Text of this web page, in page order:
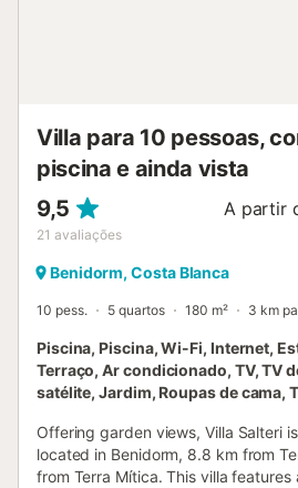
Villa para 10 pessoas,
piscina e ainda vista
9,5
21 avaliações
A partir
Benidorm, Costa Blanca
10 pess. 5 quartos 180 m² 3 km
Piscina, Piscina, Wi-Fi, Internet,
Terraço, Ar condicionado, TV, TV
satélite, Jardim, Roupas de cama,
Offering garden views, Villa Salteri
located in Benidorm, 8.8 km from
from Terra Mítica. This villa features